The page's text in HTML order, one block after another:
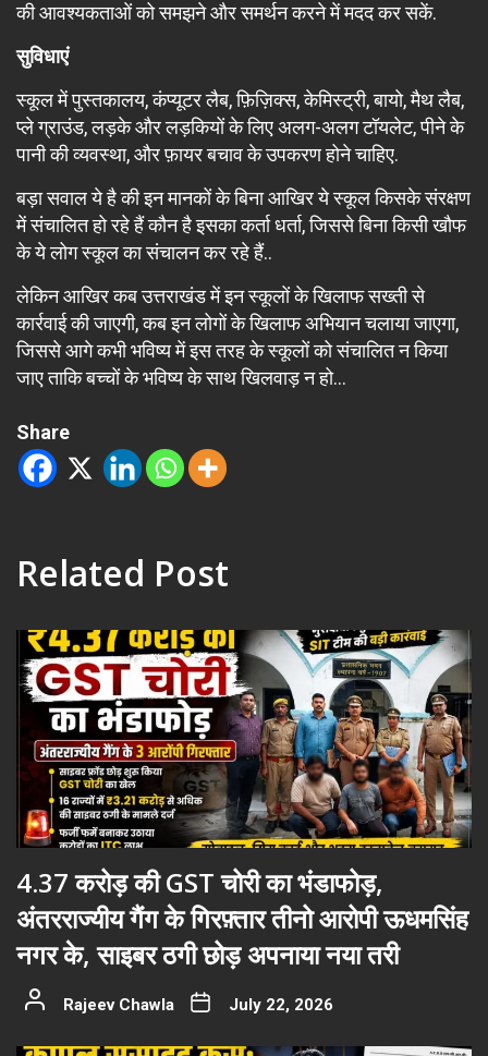
की आवश्यकताओं को समझने और समर्थन करने में मदद कर सकें.
सुविधाएं
स्कूल में पुस्तकालय, कंप्यूटर लैब, फ़िज़िक्स, केमिस्ट्री, बायो, मैथ लैब,
प्ले ग्राउंड, लड़के और लड़कियों के लिए अलग-अलग टॉयलेट, पीने के
पानी की व्यवस्था, और फ़ायर बचाव के उपकरण होने चाहिए.
बड़ा सवाल ये है की इन मानकों के बिना आखिर ये स्कूल किसके संरक्षण
में संचालित हो रहे हैं कौन है इसका कर्ता धर्ता, जिससे बिना किसी खौफ
के ये लोग स्कूल का संचालन कर रहे हैं..
लेकिन आखिर कब उत्तराखंड में इन स्कूलों के खिलाफ सख्ती से
कार्रवाई की जाएगी, कब इन लोगों के खिलाफ अभियान चलाया जाएगा,
जिससे आगे कभी भविष्य में इस तरह के स्कूलों को संचालित न किया
जाए ताकि बच्चों के भविष्य के साथ खिलवाड़ न हो…
Share
Related Post
4.37 करोड़ की GST चोरी का भंडाफोड़,
अंतरराज्यीय गैंग के गिरफ़्तार तीनो आरोपी ऊधमसिंह
नगर के, साइबर ठगी छोड़ अपनाया नया तरी
Rajeev Chawla July 22, 2026